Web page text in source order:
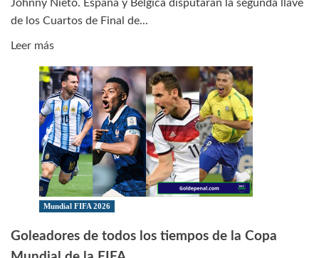
Johnny Nieto. España y Bélgica disputarán la segunda llave
de los Cuartos de Final de...
Leer másLeer
sobre
Previa
del
España
vs
Bélgica
de
Cuartos
Final
Mundial FIFA 2026
Goleadores de todos los tiempos de la Copa